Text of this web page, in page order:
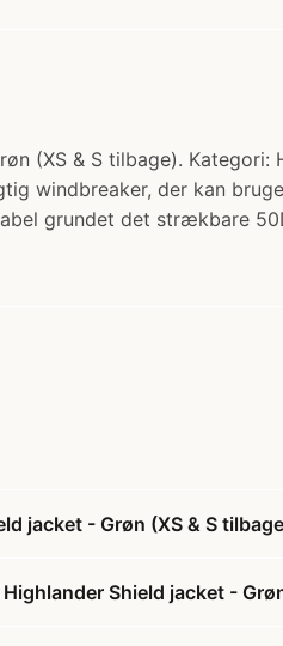
(XS & S tilbage).
windbreaker, der kan
grundet det strækbare
jacket - Grøn (XS & S
Shield jacket -